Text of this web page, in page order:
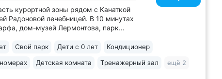
курортной зоны рядом с Канаткой
Радоновой лечебницей. В 10 минутах
дом-музей Лермонтова, парк
к Провалу • Собственный бювет
источников № 1, 4, 7, 19 • 3 минуты...
Свой парк Дети с 0 лет Кондиционер
Детская комната Тренажерный зал ещё 2